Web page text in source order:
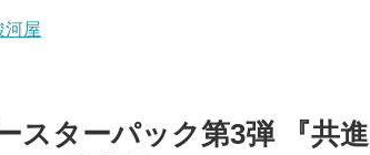
河屋
スターパック第3弾 『共進